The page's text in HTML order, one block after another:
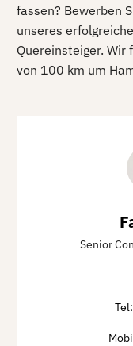
fassen? Bewerben
unseres
Quereinsteiger. Wir
von 100 km um
Senior
Tel: